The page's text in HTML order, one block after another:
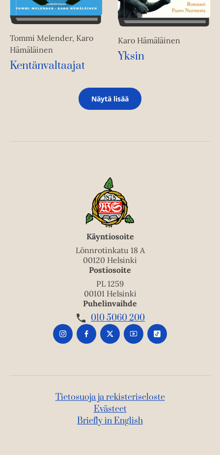
Tommi Melender, Karo
Hämäläinen
Kentänvaltaajat
Karo Hämäläinen
Yksin
Näytä lisää
Käyntiosoite
Lönnrotinkatu 18 A
00120 Helsinki
Postiosoite
PL 1259
00101 Helsinki
Puhelinvaihde
010 5060 200
Tietosuoja ja rekisteriseloste
Evästeet
Briefly in English